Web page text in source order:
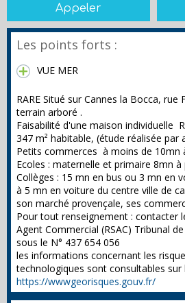
Appeler
Les points forts :
VUE MER
RARE Situé sur Cannes la Bocca, rue
terrain arboré .
Faisabilité d'une maison individuelle
347 m² habitable, (étude réalisée par
Petits commerces à moins de 10mn
Ecoles : maternelle et primaire 8mn à
Collèges : 15 mn en bus ou 3 mn en
à 5 mn en voiture du centre ville de
son marché provençale, ses
Pour tout renseignement : contacter
Agent Commercial (RSAC) Tribunal
sous le N° 437 654 056
les informations concernant les
technologiques sont consultables sur
https://wwwgeorisques.gouv.fr/